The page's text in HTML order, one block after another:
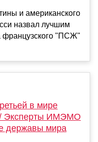
и американского
назвал лучшим
французского "ПСЖ"
в мире
Эксперты ИМЭМО
державы мира